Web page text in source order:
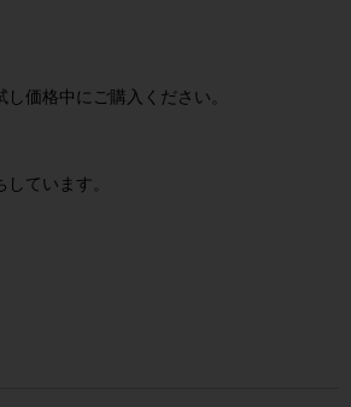
価格中にご購入ください。
ています。